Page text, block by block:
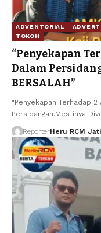
ADVENTORIAL
TOKOH
“Penyekapan
Dalam
BERSALAH”
"Penyekapan Terhadap
Persidangan,Mestinya
ReporterHeru RCM